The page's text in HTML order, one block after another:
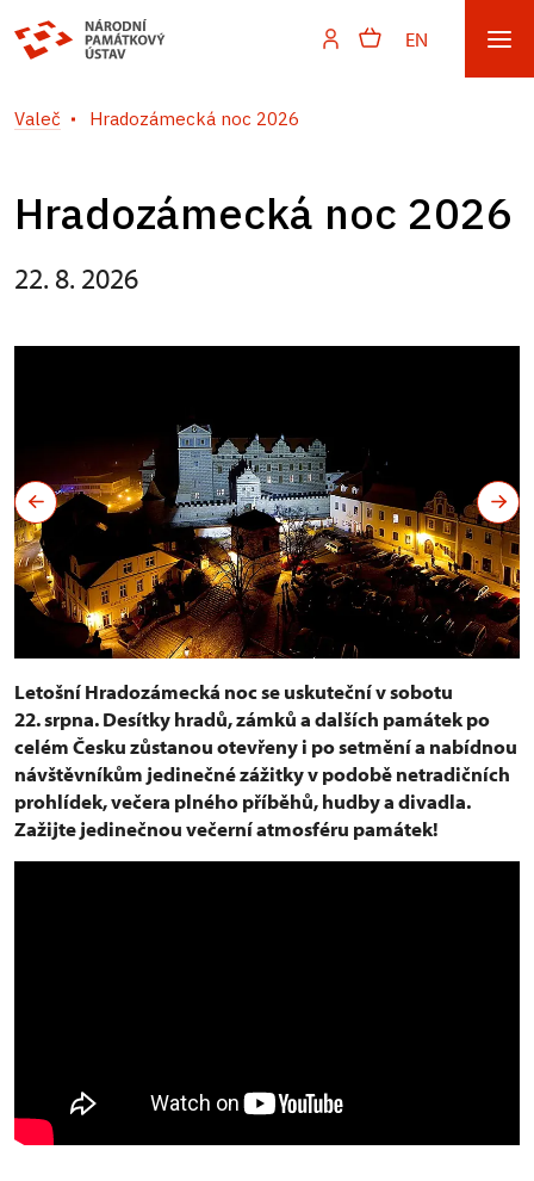
EN
Valeč Hradozámecká noc 2026
Hradozámecká noc 2026
22. 8. 2026
Letošní Hradozámecká noc se uskuteční v sobotu
22. srpna. Desítky hradů, zámků a dalších památek po
celém Česku zůstanou otevřeny i po setmění a nabídnou
návštěvníkům jedinečné zážitky v podobě netradičních
prohlídek, večera plného příběhů, hudby a divadla.
Zažijte jedinečnou večerní atmosféru památek!